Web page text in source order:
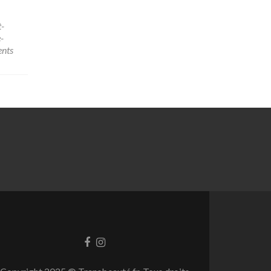
Facebook
Instagram